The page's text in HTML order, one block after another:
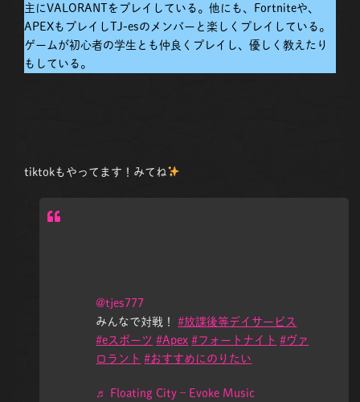
主にVALORANTをプレイしている。他にも、Fortniteや、
APEXもプレイしTJ-esのメンバーと楽しくプレイしている。
ゲームが初心者の学生とも仲良くプレイし、優しく教えたり
もしている。
tiktokもやってます！みてね
@tjes777
みんなで対戦！#放課後等デイサービス
#eスポーツ #Apex #フォートナイト #ヴァ
ロラント #おすすめにのりたい
♬ Floating City – Evoke Music